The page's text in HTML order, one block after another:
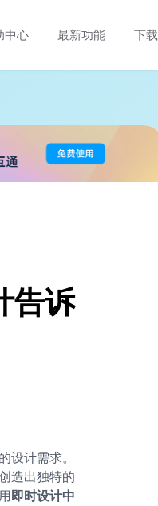
中心 最新功能 下载
告诉
设计需求。
造出独特的
即时设计中